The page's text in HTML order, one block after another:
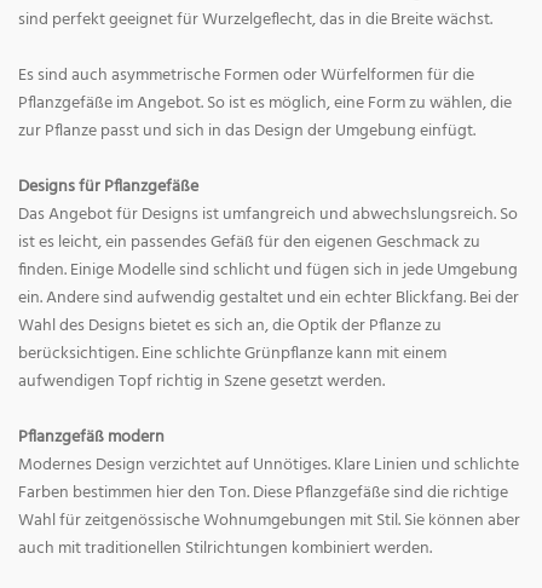
sind perfekt geeignet für Wurzelgeflecht, das in die Breite wächst.
Es sind auch asymmetrische Formen oder Würfelformen für die
Pflanzgefäße im Angebot. So ist es möglich, eine Form zu wählen, die
zur Pflanze passt und sich in das Design der Umgebung einfügt.
Designs für Pflanzgefäße
Das Angebot für Designs ist umfangreich und abwechslungsreich. So
ist es leicht, ein passendes Gefäß für den eigenen Geschmack zu
finden. Einige Modelle sind schlicht und fügen sich in jede Umgebung
ein. Andere sind aufwendig gestaltet und ein echter Blickfang. Bei der
Wahl des Designs bietet es sich an, die Optik der Pflanze zu
berücksichtigen. Eine schlichte Grünpflanze kann mit einem
aufwendigen Topf richtig in Szene gesetzt werden.
Pflanzgefäß modern
Modernes Design verzichtet auf Unnötiges. Klare Linien und schlichte
Farben bestimmen hier den Ton. Diese Pflanzgefäße sind die richtige
Wahl für zeitgenössische Wohnumgebungen mit Stil. Sie können aber
auch mit traditionellen Stilrichtungen kombiniert werden.